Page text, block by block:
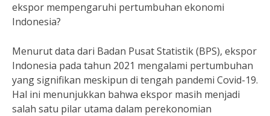
ekspor mempengaruhi pertumbuhan ekonomi
Indonesia?
Menurut data dari Badan Pusat Statistik (BPS), ekspor
Indonesia pada tahun 2021 mengalami pertumbuhan
yang signifikan meskipun di tengah pandemi Covid-19.
Hal ini menunjukkan bahwa ekspor masih menjadi
salah satu pilar utama dalam perekonomian